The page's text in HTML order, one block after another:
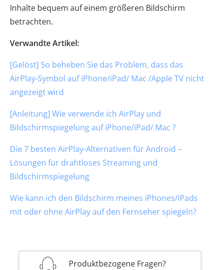
Inhalte bequem auf einem größeren Bildschirm
betrachten.
Verwandte Artikel:
[Gelöst] So beheben Sie das Problem, dass das
AirPlay-Symbol auf iPhone/iPad/ Mac /Apple TV nicht
angezeigt wird
[Anleitung] Wie verwende ich AirPlay und
Bildschirmspiegelung auf iPhone/iPad/ Mac ?
Die 7 besten AirPlay-Alternativen für Android –
Lösungen für drahtloses Streaming und
Bildschirmspiegelung
Wie kann ich den Bildschirm meines iPhones/iPads
mit oder ohne AirPlay auf den Fernseher spiegeln?
Produktbezogene Fragen?